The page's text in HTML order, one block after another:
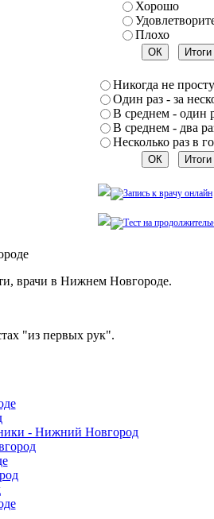
Хорошо
Плохо
Никогда не
Один раз - за
В среднем - один
В среднем - два
Несколько раз в
врачи в Нижнем Новгороде.
"из первых рук".
- Нижний Новгород